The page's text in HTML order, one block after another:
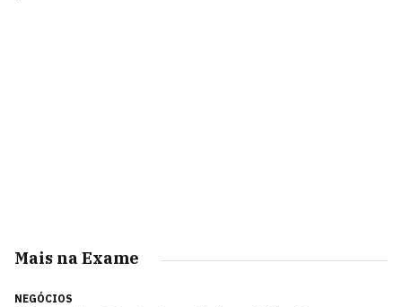
Mais na Exame
NEGÓCIOS